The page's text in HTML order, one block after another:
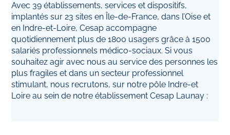
Avec 39 établissements, services et dispositifs,
implantés sur 23 sites en Île-de-France, dans l’Oise et
en Indre-et-Loire, Cesap accompagne
quotidiennement plus de 1800 usagers grâce à 1500
salariés professionnels médico-sociaux. Si vous
souhaitez agir avec nous au service des personnes les
plus fragiles et dans un secteur professionnel
stimulant, nous recrutons, sur notre pôle Indre-et
Loire au sein de notre établissement Cesap Launay :